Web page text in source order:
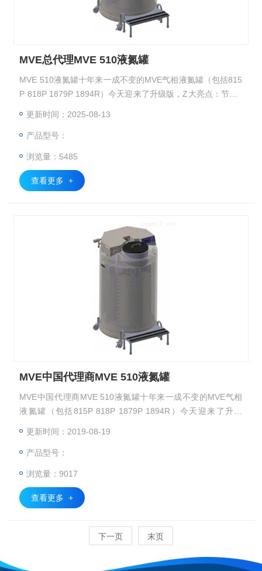
MVE总代理MVE 510液氮罐
MVE 510液氮罐十年来一成不变的MVE气相液氮罐（包括815
P 818P 1879P 1894R）今天迎来了升级版，Z大亮点：节约2
更新时间：2025-08-13
产品型号：
浏览量：5485
查看更多 +
MVE中国代理商MVE 510液氮罐
MVE中国代理商MVE 510液氮罐十年来一成不变的MVE气相
液氮罐（包括815P 818P 1879P 1894R）今天迎来了升级
更新时间：2019-08-19
产品型号：
浏览量：9017
查看更多 +
下一页 末页